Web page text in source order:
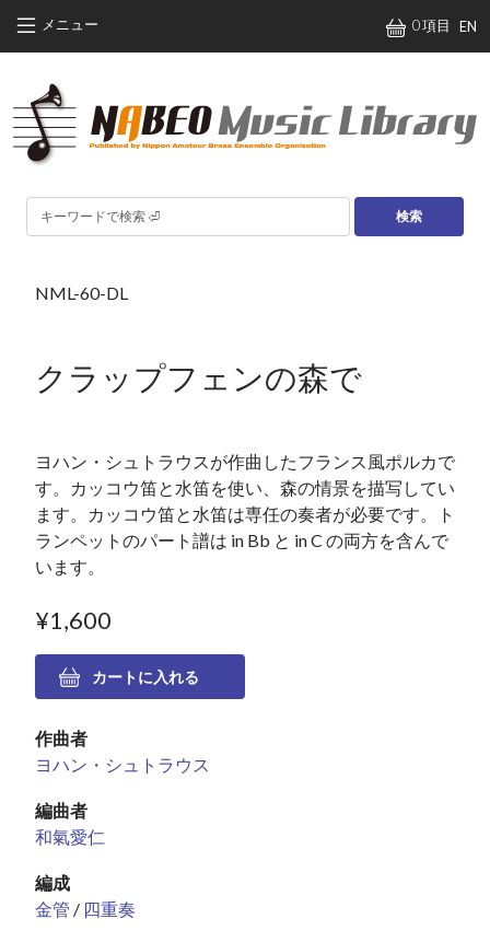
メニュー 0 項目 EN
検索
NML-60-DL
クラップフェンの森で
ヨハン・シュトラウスが作曲したフランス風ポルカで
す。カッコウ笛と水笛を使い、森の情景を描写してい
ます。カッコウ笛と水笛は専任の奏者が必要です。ト
ランペットのパート譜は in Bb と in C の両方を含んで
います。
¥1,600
作曲者
ヨハン・シュトラウス
編曲者
和氣愛仁
編成
金管 / 四重奏